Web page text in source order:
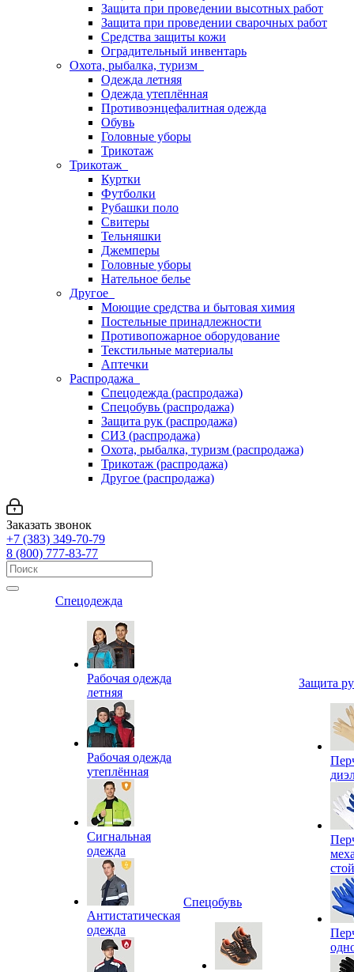
Защита при проведении высотных работ
Защита при проведении сварочных работ
Средства защиты кожи
Оградительный инвентарь
Охота, рыбалка, туризм
Одежда летняя
Одежда утеплённая
Противоэнцефалитная одежда
Обувь
Головные уборы
Трикотаж
Трикотаж
Куртки
Футболки
Рубашки поло
Свитеры
Тельняшки
Джемперы
Головные уборы
Нательное белье
Другое
Моющие средства и бытовая химия
Постельные принадлежности
Противопожарное оборудование
Текстильные материалы
Аптечки
Распродажа
Спецодежда (распродажа)
Спецобувь (распродажа)
Защита рук (распродажа)
СИЗ (распродажа)
Охота, рыбалка, туризм (распродажа)
Трикотаж (распродажа)
Другое (распродажа)
Заказать звонок
+7 (383) 349-70-79
8 (800) 777-83-77
Спецодежда
Рабочая одежда
летняя
Рабочая одежда
утеплённая
Сигнальная
одежда
Антистатическая
одежда
Спецобувь
Защита